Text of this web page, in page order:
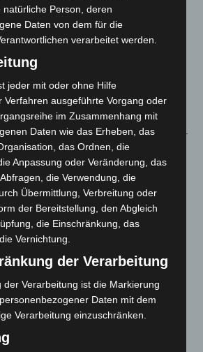
dazu gute Entscheidungshilfen
auch zahlreiche Firmen, die
und Desinfektion von
wie zum BeispielDecontex
oder Deconta (Halle 14/J38).
14/L27) hochwertige Geräte für
von Einsatzkleidung und
belegen, dass die Gefahren,
täglich ausgesetzt sind, ein
bergen. Der
amver.di-Stand(Halle
Thema auf und informiert von
21. bis 24. Juni über
neueste Reinigungsverfahren
und Lösungen. Außerdem
natürliche Person, deren
Daten von dem für die
verarbeitet werden.
jeder mit oder ohne Hilfe
Verfahren ausgeführte Vorgang oder
im Zusammenhang mit
Daten wie das Erheben, das
das Ordnen, die
Anpassung oder Veränderung, das
die Verwendung, die
Übermittlung, Verbreitung oder
der Bereitstellung, den Abgleich
die Einschränkung, das
Vernichtung.
der Verarbeitung
der Verarbeitung ist die Markierung
Daten mit dem
Verarbeitung einzuschränken.